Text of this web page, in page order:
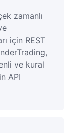
zamanlı
için REST
ve kural
API